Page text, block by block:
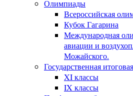
Олимпиады
Всероссийская
Кубок Гагарина
Международная
авиации и
Можайского.
Государственная
XI классы
IX классы